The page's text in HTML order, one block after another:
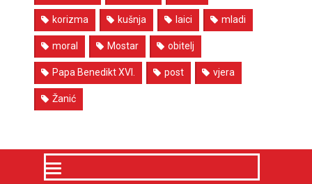
korizma kušnja laici mladi
moral Mostar obitelj
Papa Benedikt XVI. post vjera
Žanić